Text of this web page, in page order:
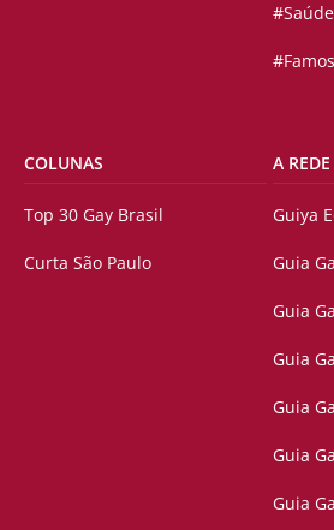
#Saúde
COLUNAS
Top 30 Gay Brasil
Curta São Paulo
A REDE
Guiya
Guia
Guia
Guia
Guia
Guia
Guia